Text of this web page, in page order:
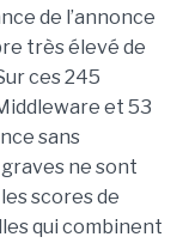
de l’annonce
très élevé de
ces 245
et 53
sans
ne sont
scores de
qui combinent